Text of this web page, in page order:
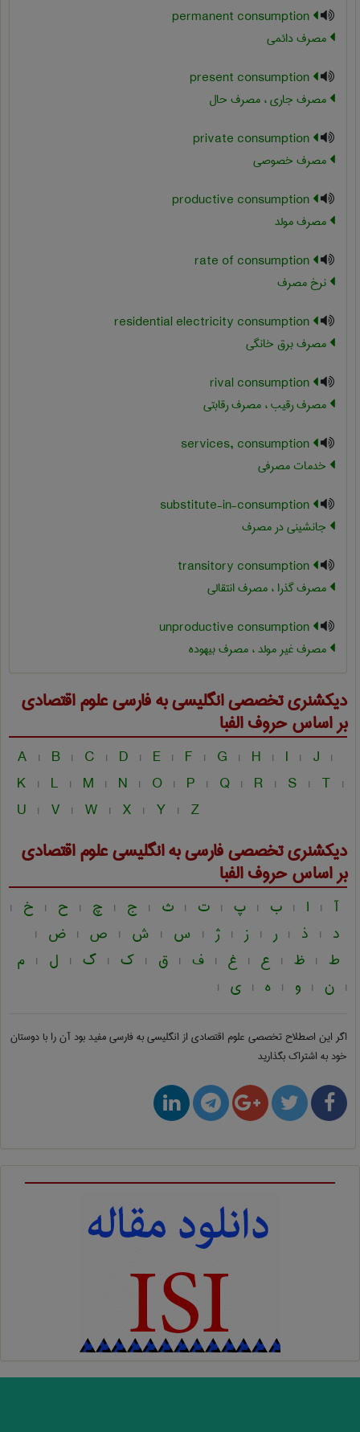
مصرف دائمی
مصرف جاری ، مصرف حال
مصرف خصوصی
مصرف مولد
نرخ مصرف
مصرف برق خانگی
مصرف رقیب ، مصرف رقابتی
خدمات مصرفی
جانشینی در مصرف
مصرف گذرا ، مصرف انتقالی
مصرف غیر مولد ، مصرف بیهوده
دیکشنری تخصصی انگلیسی به فارسیعلوم اقتصادی
بر اساس حروف الفبا
A | B | C | D | E | F | G | H | I | J |
K | L | M | N | O | P | Q | R | S | T |
U | V | W | X | Y | Z
دیکشنری تخصصی فارسی به انگلیسیعلوم اقتصادی
بر اساس حروف الفبا
آ | ا | ب | پ | ت | ث | ج | چ | ح | خ |
د | ذ | ر | ز | ژ | س | ش | ص | ض |
ط | ظ | ع | غ | ف | ق | ک | گ | ل | م
| ن | و | ه | ی |
اگر این اصطلاح تخصصی علوم اقتصادی از انگلیسی به فارسیمفید بود آن را با دوستان
خود به اشتراک بگذارید